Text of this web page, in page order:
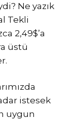
Ne yazık
Tekli
2,49$’a
üstü
istesek
uygun